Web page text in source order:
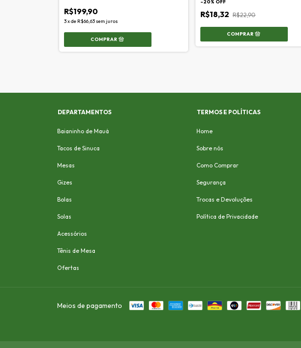
R$199,90
3xde R$66,63 sem juros
-20% OFF
R$18,32 R$22,90
DEPARTAMENTOS
Baianinho de Mauá
Tacos de Sinuca
Mesas
Gizes
Bolas
Solas
Acessórios
Tênis de Mesa
Ofertas
TERMOS E POLÍTICAS
Home
Sobre nós
Como Comprar
Segurança
Trocas e Devoluções
Política de Privacidade
Meios de pagamento